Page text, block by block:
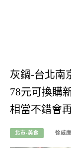
灰鍋-台北南
78元可換購
相當不錯會
北市-美食 徐威廉